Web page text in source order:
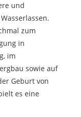
und
zum
in
im
sowie auf
Geburt von
es eine